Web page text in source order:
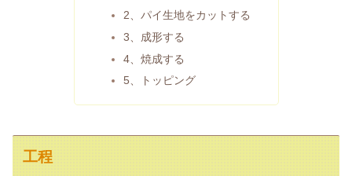
2、パイ生地をカットする
3、成形する
4、焼成する
5、トッピング
工程